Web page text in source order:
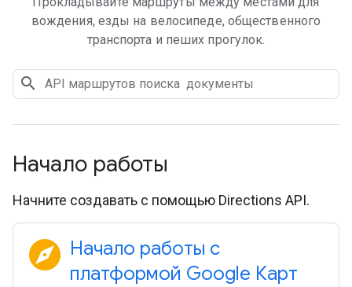
вождения, езды на велосипеде, общественного
транспорта и пеших прогулок.
Начало работы
Начните создавать с помощью Directions API.
explore Начало работы с
платформой Google Карт